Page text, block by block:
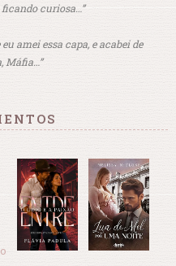
curiosa…”
eu amei essa capa, e acabei de
Máfia…”